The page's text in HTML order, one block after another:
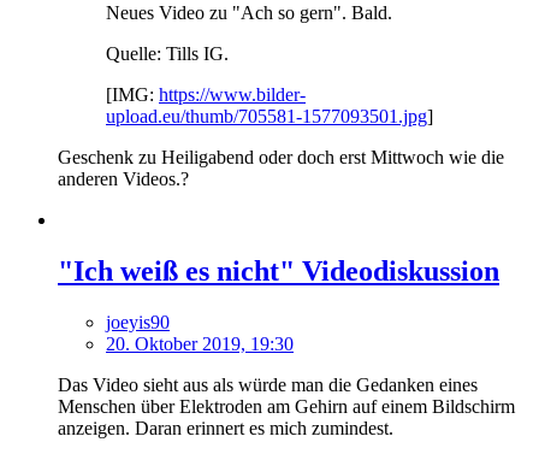
Neues Video zu "Ach so gern". Bald.
Quelle: Tills IG.
[IMG: https://www.bilder-
upload.eu/thumb/705581-1577093501.jpg]
Geschenk zu Heiligabend oder doch erst Mittwoch wie die
anderen Videos.?
"Ich weiß es nicht" Videodiskussion
joeyis90
20. Oktober 2019, 19:30
Das Video sieht aus als würde man die Gedanken eines
Menschen über Elektroden am Gehirn auf einem Bildschirm
anzeigen. Daran erinnert es mich zumindest.